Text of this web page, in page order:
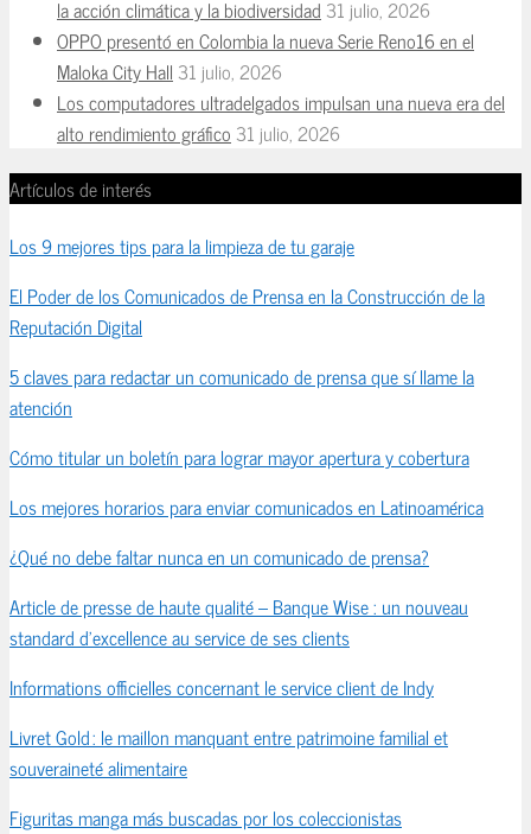
la acción climática y la biodiversidad 31 julio, 2026
OPPO presentó en Colombia la nueva Serie Reno16 en el
Maloka City Hall 31 julio, 2026
Los computadores ultradelgados impulsan una nueva era del
alto rendimiento gráfico 31 julio, 2026
Artículos de interés
Los 9 mejores tips para la limpieza de tu garaje
El Poder de los Comunicados de Prensa en la Construcción de la
Reputación Digital
5 claves para redactar un comunicado de prensa que sí llame la
atención
Cómo titular un boletín para lograr mayor apertura y cobertura
Los mejores horarios para enviar comunicados en Latinoamérica
¿Qué no debe faltar nunca en un comunicado de prensa?
Article de presse de haute qualité – Banque Wise : un nouveau
standard d’excellence au service de ses clients
Informations officielles concernant le service client de Indy
Livret Gold : le maillon manquant entre patrimoine familial et
souveraineté alimentaire
Figuritas manga más buscadas por los coleccionistas